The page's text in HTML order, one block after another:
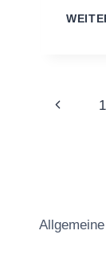
Vorherige
1